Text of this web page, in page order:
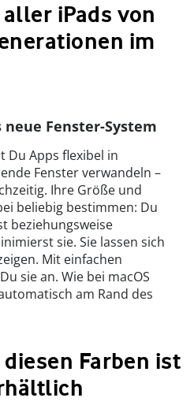
iPads von
im
Fenster-System
Du Apps flexibel in
Fenster verwandeln –
Ihre Größe und
beliebig bestimmen: Du
beziehungsweise
sie. Sie lassen sich
Mit einfachen
sie an. Wie bei macOS
am Rand des
diesen Farben ist